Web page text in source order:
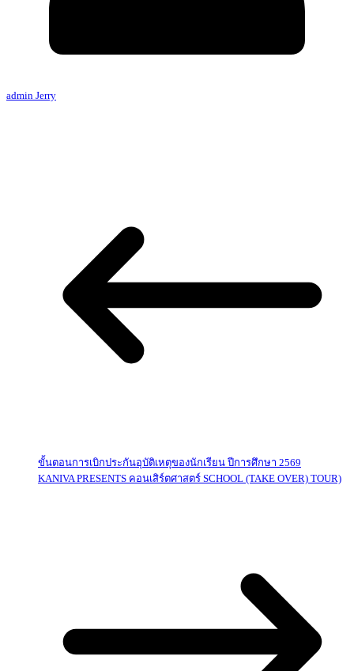
admin Jerry
ขั้นตอนการเบิกประกันอุบัติเหตุของนักเรียน ปีการศึกษา 2569
KANIVA PRESENTS คอนเสิร์ตศาสตร์ SCHOOL (TAKE OVER) TOUR)